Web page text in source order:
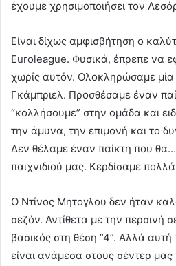
έχουμε χρησιμοποιήσει τον
Είναι δίχως αμφισβήτηση ο
Εuroleague. Φυσικά, έπρεπε να
χωρίς αυτόν. Ολοκληρώσαμε
Γκάμπριελ. Προσθέσαμε έναν
“κολλήσουμε” στην ομάδα και
την άμυνα, την επιμονή και το
Δεν θέλαμε έναν παίκτη που
παιχνιδιού μας. Κερδίσαμε
Ο Ντίνος Μητογλου δεν ήταν
σεζόν. Αντίθετα με την περσινή
βασικός στη θέση “4”. Αλλά
είναι ανάμεσα στους σέντερ μας